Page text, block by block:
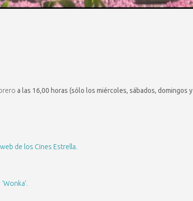
a las 16,00 horas (sólo los miércoles, sábados, domingos y
de los Cines Estrella.
‘Wonka’.